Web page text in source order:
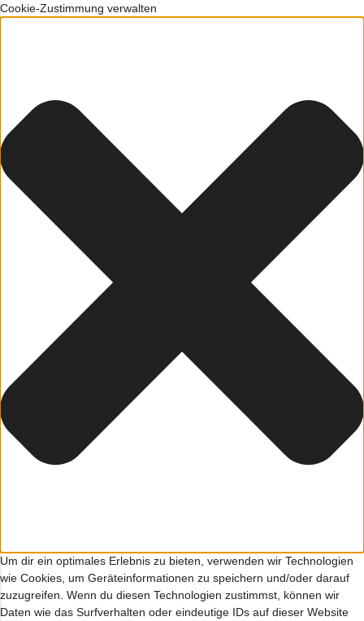
Cookie-Zustimmung verwalten
Um dir ein optimales Erlebnis zu bieten, verwenden wir Technologien
wie Cookies, um Geräteinformationen zu speichern und/oder darauf
zuzugreifen. Wenn du diesen Technologien zustimmst, können wir
Daten wie das Surfverhalten oder eindeutige IDs auf dieser Website